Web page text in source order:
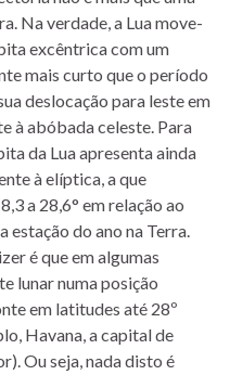
Na verdade, a Lua move-
excêntrica com um
mais curto que o período
deslocação para leste em
à abóbada celeste. Para
da Lua apresenta ainda
à elíptica, a que
a 28,6° em relação ao
estação do ano na Terra.
é que em algumas
lunar numa posição
em latitudes até 28º
Havana, a capital de
Ou seja, nada disto é